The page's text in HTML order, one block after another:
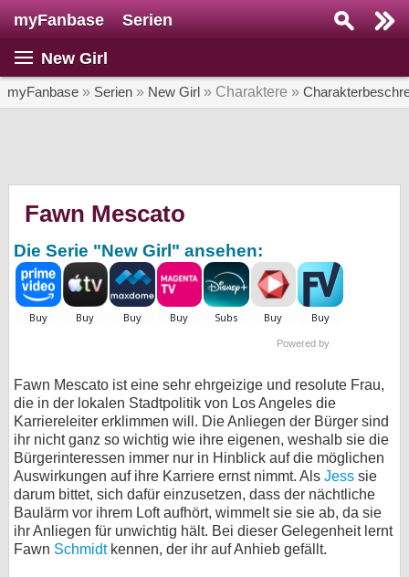
myFanbase Serien
New Girl
myFanbase » Serien » New Girl » Charaktere »
Fawn Mescato
Die Serie "New Girl" ansehen:
Powered by
Fawn Mescato ist eine sehr ehrgeizige und resolute Frau,
die in der lokalen Stadtpolitik von Los Angeles die
Karriereleiter erklimmen will. Die Anliegen der Bürger sind
ihr nicht ganz so wichtig wie ihre eigenen, weshalb sie die
Bürgerinteressen immer nur in Hinblick auf die möglichen
Auswirkungen auf ihre Karriere ernst nimmt. Als Jess sie
darum bittet, sich dafür einzusetzen, dass der nächtliche
Baulärm vor ihrem Loft aufhört, wimmelt sie sie ab, da sie
ihr Anliegen für unwichtig hält. Bei dieser Gelegenheit lernt
Fawn Schmidtkennen, der ihr auf Anhieb gefällt.
SERIEN
KULTUR
Specials
SERVICE
Forum
bei X
bei Facebook
Kontakt